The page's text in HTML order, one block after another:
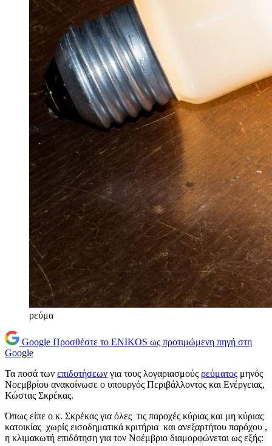
ρεύμα
Google Προσθέστε το ENIKOS ως προτιμώμενη πηγή στη
Google
Τα ποσά των επιδοτήσεων για τους λογαριασμούς ρεύματος μηνός
Νοεμβρίου ανακοίνωσε ο υπουργός Περιβάλλοντος και Ενέργειας,
Κώστας Σκρέκας.
Όπως είπε ο κ. Σκρέκας για όλες τις παροχές κύριας και μη κύριας
κατοικίας χωρίς εισοδηματικά κριτήρια και ανεξαρτήτου παρόχου ,
η κλιμακωτή επιδότηση για τον Νοέμβριο διαμορφώνεται ως εξής: